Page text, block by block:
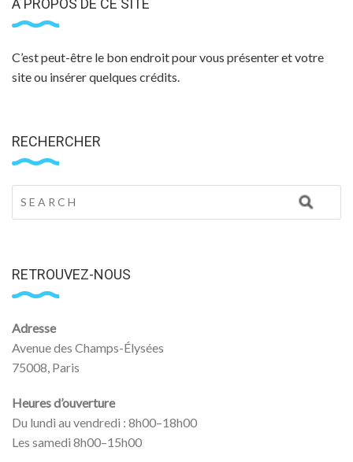
À PROPOS DE CE SITE
C’est peut-être le bon endroit pour vous présenter et votre
site ou insérer quelques crédits.
RECHERCHER
RETROUVEZ-NOUS
Adresse
Avenue des Champs-Élysées
75008, Paris
Heures d’ouverture
Du lundi au vendredi : 8h00–18h00
Les samedi 8h00–15h00